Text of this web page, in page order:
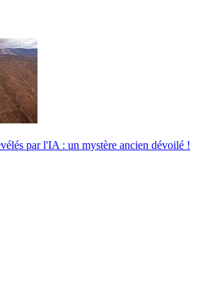
par l'IA : un mystère ancien dévoilé !